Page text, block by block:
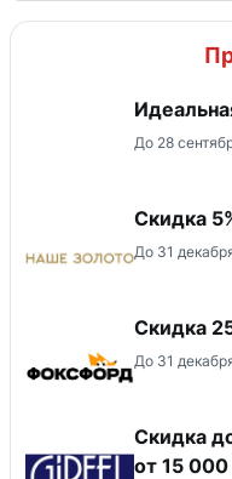
До 28
Скидка
До 31
Скидка
До 31
Скидка до 3
от 15